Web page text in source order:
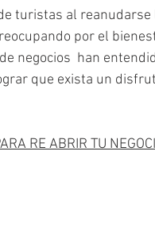
turistas al
por el
negocios  han
que exista un
RE ABRIR TU